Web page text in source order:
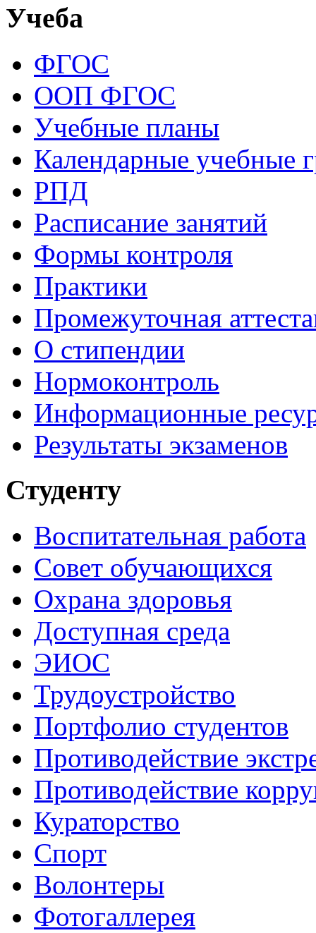
Учеба
ФГОС
ООП ФГОС
Учебные планы
Календарные учебные
РПД
Расписание занятий
Формы контроля
Практики
Промежуточная
О стипендии
Нормоконтроль
Информационные
Результаты экзаменов
Студенту
Воспитательная работа
Совет обучающихся
Охрана здоровья
Доступная среда
ЭИОС
Трудоустройство
Портфолио студентов
Противодействие
Противодействие
Кураторство
Спорт
Волонтеры
Фотогаллерея